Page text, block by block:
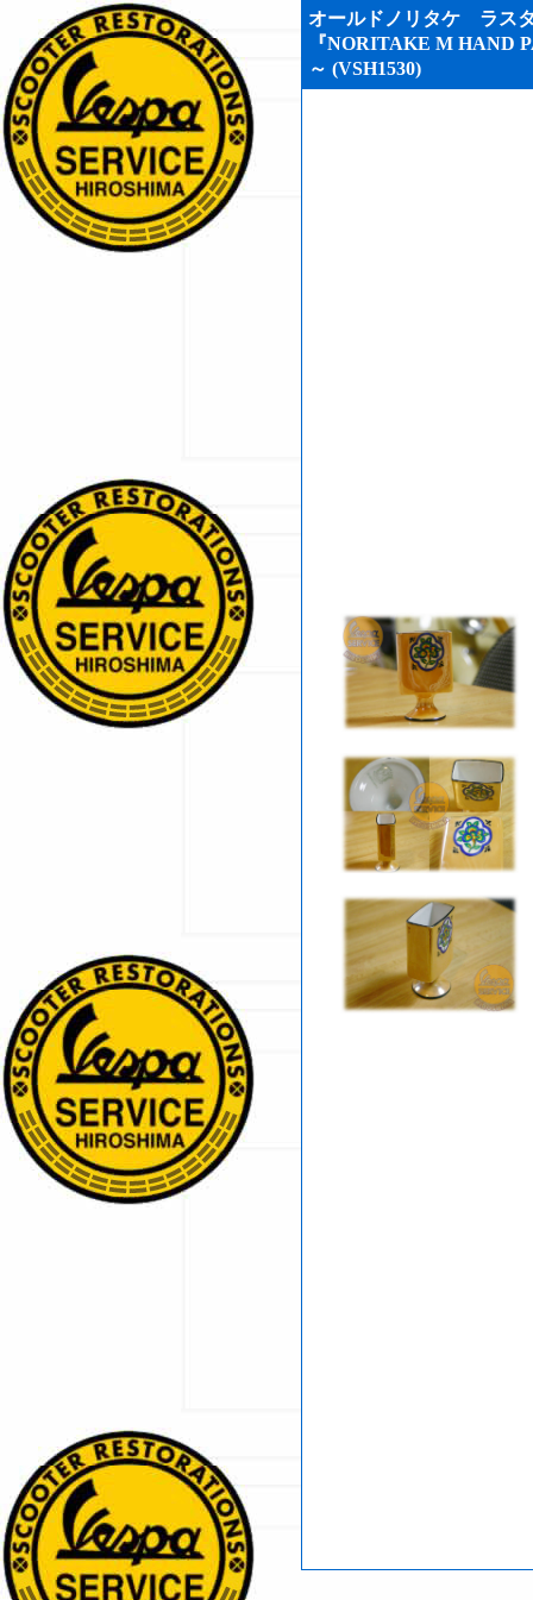
オールドノリタケ ラス
『NORITAKE M HAND
～ (VSH1530)